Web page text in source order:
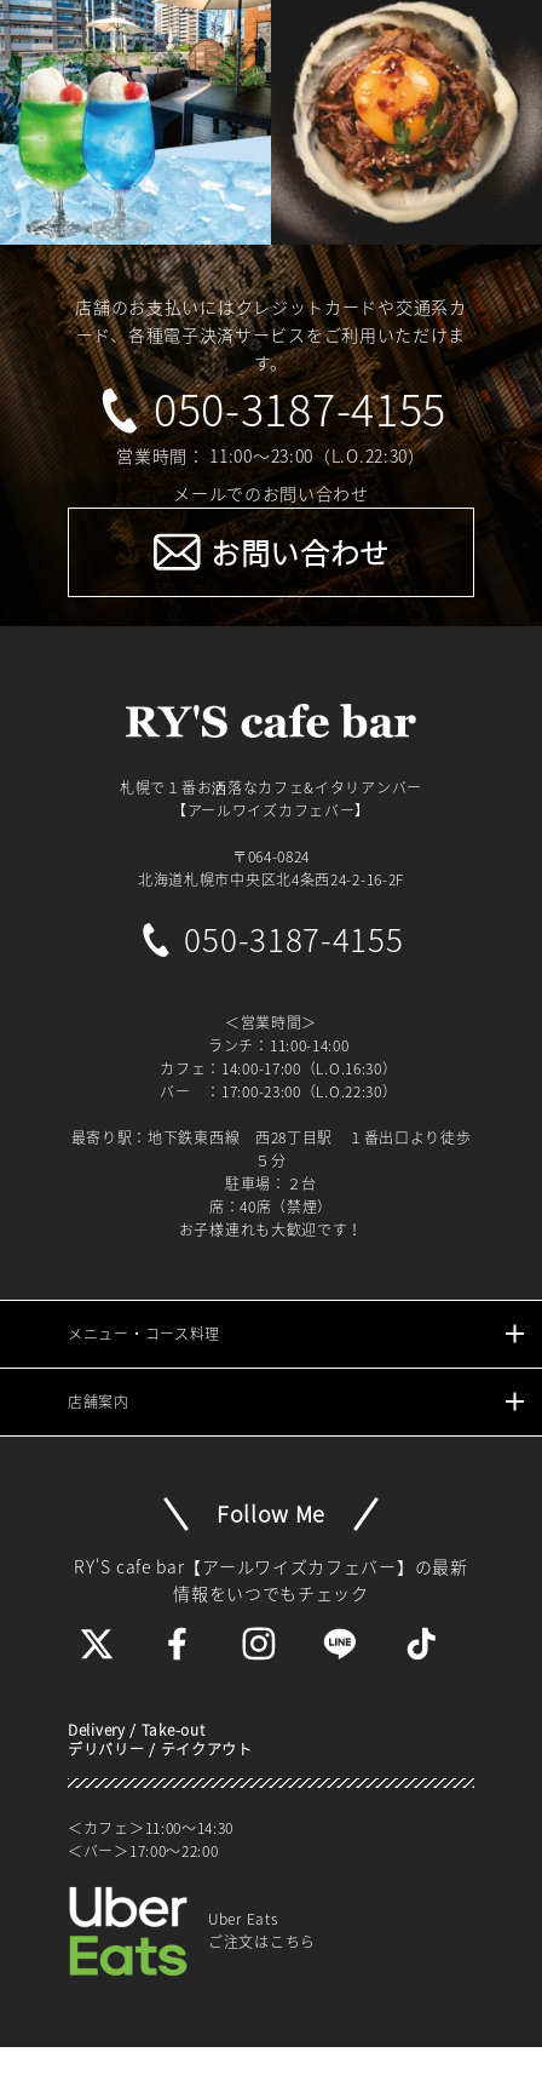
店舗のお支払いにはクレジットカードや交通系カ
ード、各種電子決済サービスをご利用いただけま
す。
050-3187-4155
営業時間： 11:00～23:00（L.O.22:30）
メールでのお問い合わせ
お問い合わせ
札幌で１番お洒落なカフェ&イタリアンバー
【アールワイズカフェバー】
〒064-0824
北海道札幌市中央区北4条西24-2-16-2F
050-3187-4155
＜営業時間＞
ランチ：11:00-14:00
カフェ：14:00-17:00（L.O.16:30）
バー ：17:00-23:00（L.O.22:30）
最寄り駅：地下鉄東西線 西28丁目駅 １番出口より徒歩
５分
駐車場：２台
席：40席（禁煙）
お子様連れも大歓迎です！
メニュー・コース料理
店舗案内
Follow Me
RY'S cafe bar【アールワイズカフェバー】 の最新
情報をいつでもチェック
Delivery / Take-out
デリバリー / テイクアウト
＜カフェ＞11:00～14:30
＜バー＞17:00～22:00
Uber Eats
ご注文はこちら